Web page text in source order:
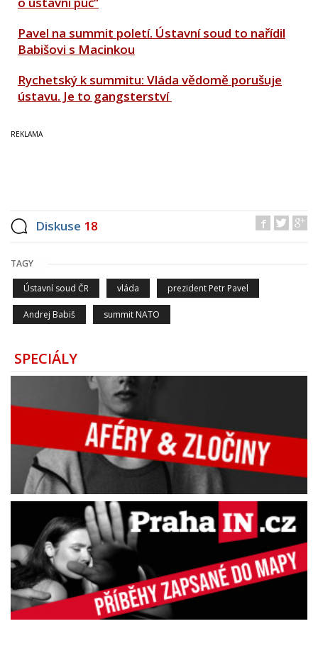
Pavel na summit poletí. Ústavní soud to nařídil
Babišovi s Macinkou
Rychetský k summitu: Vláda vědomě porušuje
ústavu. Je to gangsterství
Diskuse 18
TAGY
Ústavní soud ČR vláda prezident Petr Pavel
Andrej Babiš summit NATO
SPECIÁLY